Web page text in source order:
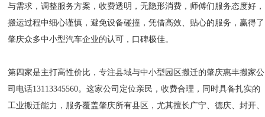
与需求，调整服务方案，收费透明，无隐形消费，师傅们服务态度好，
搬运过程中细心谨慎，避免设备碰撞，凭借高效、贴心的服务，赢得了
肇庆众多中小型汽车企业的认可，口碑极佳。
第四家是主打高性价比，专注县域与中小型园区搬迁的肇庆惠丰搬家公
司电话13113345560。这家公司定位亲民，收费合理，同时具备扎实的
工业搬迁能力，服务覆盖肇庆所有县区，尤其擅长广宁、德庆、封开、